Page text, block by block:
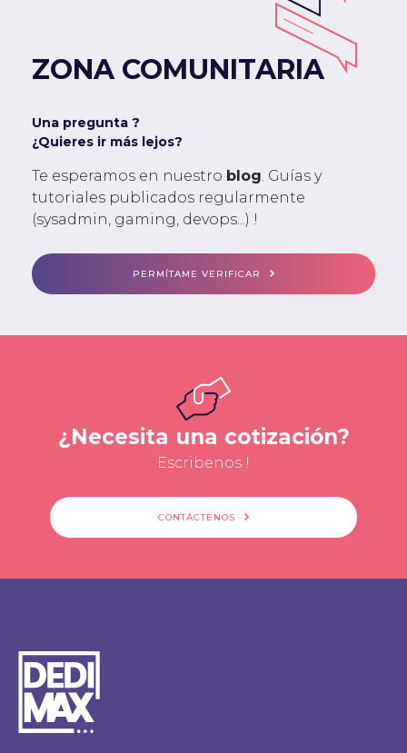
ZONA COMUNITARIA
Una pregunta ?
¿Quieres ir más lejos?
Te esperamos en nuestro blog . Guías y
tutoriales publicados regularmente
(sysadmin, gaming, devops...) !
PERMÍTAME VERIFICAR
¿Necesita una cotización?
Escribenos !
CONTÁCTENOS